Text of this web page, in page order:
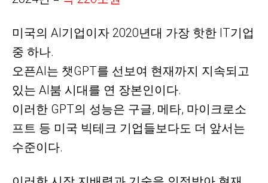
미국의 AI기업이자 2020년대 가장 핫한 IT기업
중 하나.
오픈AI는 챗GPT를 선보여 현재까지 지속되고
있는 AI붐 시대를 연 장본인이다.
이러한 GPT의 성능은 구글, 메타, 마이크로소
프트 등 미국 빅테크 기업들보다도 더 앞서는
수준이다.